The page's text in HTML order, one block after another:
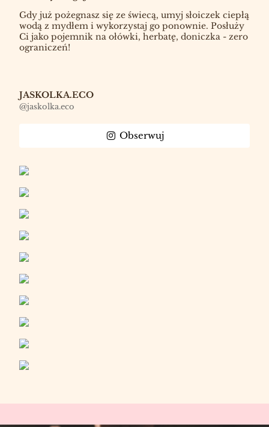
Gdy już pożegnasz się ze świecą, umyj słoiczek ciepłą
wodą z mydłem i wykorzystaj go ponownie. Posłuży
Ci jako pojemnik na ołówki, herbatę, doniczka - zero
ograniczeń!
JASKOLKA.ECO
@jaskolka.eco
Obserwuj